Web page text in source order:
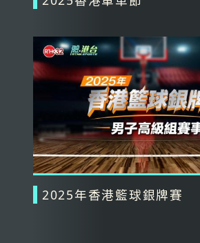
2025年香港籃球銀牌賽